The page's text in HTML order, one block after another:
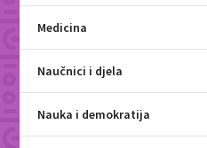
Medicina
Naučnici i djela
Nauka i demokratija